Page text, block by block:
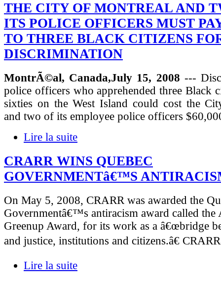
THE CITY OF MONTREAL AND
ITS POLICE OFFICERS MUST
TO THREE BLACK CITIZENS
DISCRIMINATION
MontrÃ©al, Canada,July 15, 2008 ---
police officers who apprehended three Black
sixties on the West Island could cost the
and two of its employee police officers
Lire la suite
CRARR WINS QUEBEC
GOVERNMENTâ€™S
On May 5, 2008, CRARR was awarded the
Governmentâ€™s antiracism award called the
Greenup Award, for its work as a â€œbridge
and justice, institutions and citizens.â€
Lire la suite